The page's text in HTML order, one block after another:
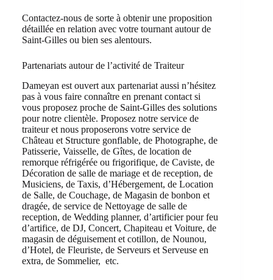
Contactez-nous de sorte à obtenir une proposition
détaillée en relation avec votre tournant autour de
Saint-Gilles ou bien ses alentours.
Partenariats autour de l’activité de Traiteur
Dameyan est ouvert aux partenariat aussi n’hésitez
pas à vous faire connaître en prenant contact si
vous proposez proche de Saint-Gilles des solutions
pour notre clientèle. Proposez notre service de
traiteur et nous proposerons votre service de
Château et Structure gonflable, de Photographe, de
Patisserie, Vaisselle, de Gîtes, de location de
remorque réfrigérée ou frigorifique, de Caviste, de
Décoration de salle de mariage et de reception, de
Musiciens, de Taxis, d’Hébergement, de Location
de Salle, de Couchage, de Magasin de bonbon et
dragée, de service de Nettoyage de salle de
reception, de Wedding planner, d’artificier pour feu
d’artifice, de DJ, Concert, Chapiteau et Voiture, de
magasin de déguisement et cotillon, de Nounou,
d’Hotel, de Fleuriste, de Serveurs et Serveuse en
extra, de Sommelier, etc.